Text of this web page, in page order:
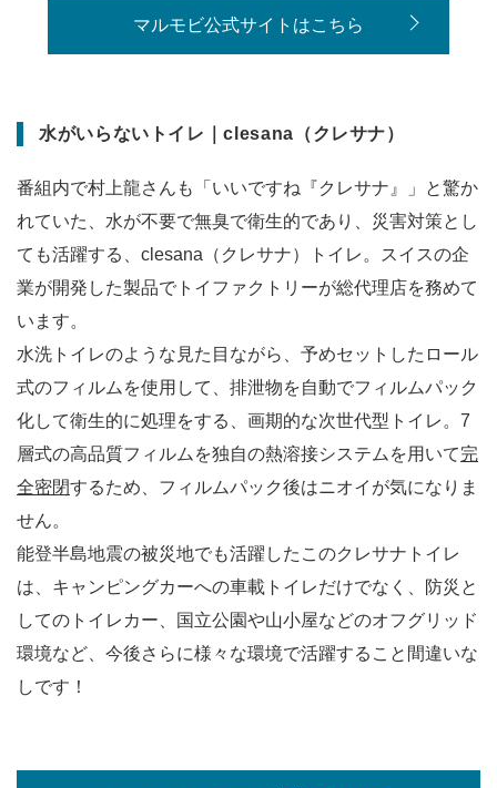
マルモビ公式サイトはこちら
水がいらないトイレ｜clesana（クレサナ）
番組内で村上龍さんも「いいですね『クレサナ』」と驚か
れていた、水が不要で無臭で衛生的であり、災害対策とし
ても活躍する、clesana（クレサナ）トイレ。スイスの企
業が開発した製品でトイファクトリーが総代理店を務めて
います。
水洗トイレのような見た目ながら、予めセットしたロール
式のフィルムを使用して、排泄物を自動でフィルムパック
化して衛生的に処理をする、画期的な次世代型トイレ。7
層式の高品質フィルムを独自の熱溶接システムを用いて完
全密閉するため、フィルムパック後はニオイが気になりま
せん。
能登半島地震の被災地でも活躍したこのクレサナトイレ
は、キャンピングカーへの車載トイレだけでなく、防災と
してのトイレカー、国立公園や山小屋などのオフグリッド
環境など、今後さらに様々な環境で活躍すること間違いな
しです！